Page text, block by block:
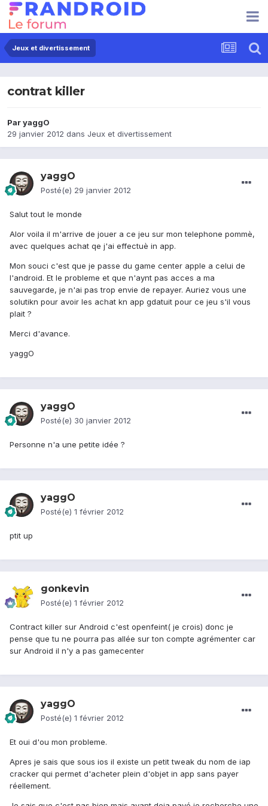
Jeux et divertissement
contrat killer
ParyaggO
29 janvier 2012 dans Jeux et divertissement
yaggO
Posté(e) 29 janvier 2012
Salut tout le monde
Alor voila il m'arrive de jouer a ce jeu sur mon telephone pommè,
avec quelques achat qe j'ai effectuè in app.
Mon souci c'est que je passe du game center apple a celui de
l'android. Et le probleme et que n'aynt pas acces a ma
sauvegarde, je n'ai pas trop envie de repayer. Auriez vous une
solutikn pour avoir les achat kn app gdatuit pour ce jeu s'il vous
plait ?
Merci d'avance.
yaggO
yaggO
Posté(e) 30 janvier 2012
Personne n'a une petite idée ?
yaggO
Posté(e) 1 février 2012
ptit up
gonkevin
Posté(e) 1 février 2012
Contract killer sur Android c'est openfeint( je crois) donc je
pense que tu ne pourra pas allée sur ton compte agrémenter car
sur Android il n'y a pas gamecenter
yaggO
Posté(e) 1 février 2012
Et oui d'ou mon probleme.
Apres je sais que sous ios il existe un petit tweak du nom de iap
cracker qui permet d'acheter plein d'objet in app sans payer
réellement.